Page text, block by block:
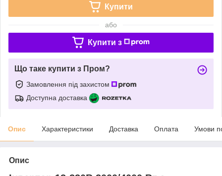
Купити
або
Купити з
Що таке купити з Пром?
Замовлення під захистом
Доступна доставка
Опис Характеристики Доставка Оплата Умови
Опис